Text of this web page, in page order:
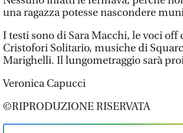
una ragazza potesse nascondere
I testi sono di Sara Macchi, le voci off
Cristofori Solitario, musiche di
Marighelli. Il lungometraggio sarà
Veronica Capucci
©RIPRODUZIONE RISERVATA